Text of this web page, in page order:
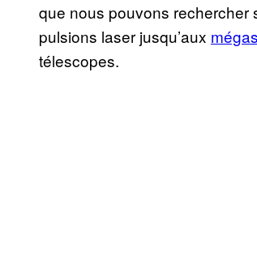
que nous pouvons rechercher
pulsions laser jusqu’aux
télescopes.